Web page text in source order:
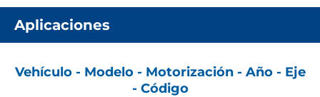
Aplicaciones
Vehículo - Modelo - Motorización - Año - Eje
- Código